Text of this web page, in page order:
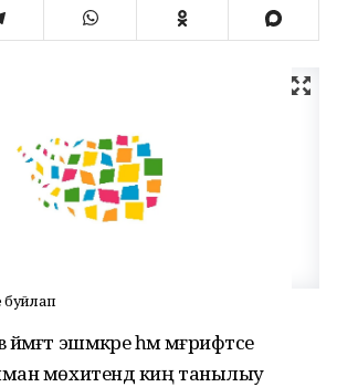
буйлап
эшмәкәре һәм мәғрифәтсе
мөхитендә киң танылыу